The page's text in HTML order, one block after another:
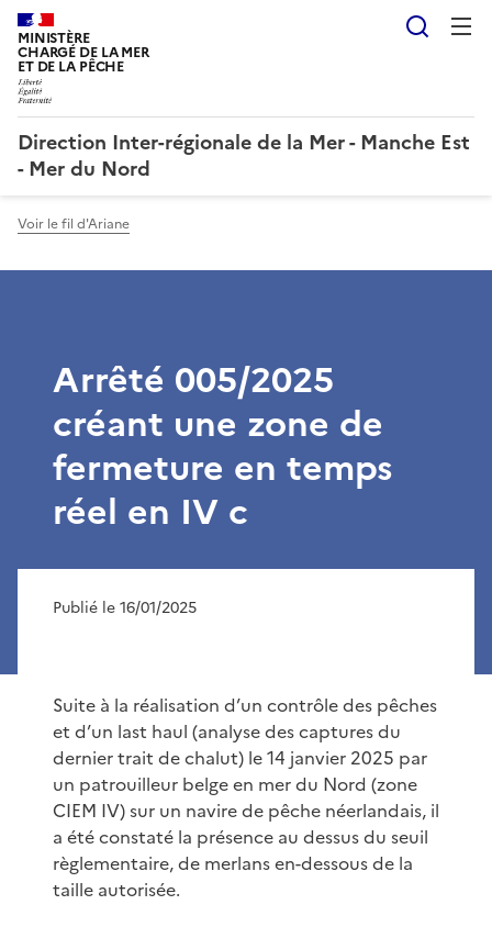
MINISTÈRE
CHARGÉ DE LA MER
ET DE LA PÊCHE
Direction Inter-régionale de la Mer - Manche Est
- Mer du Nord
Voir le fil d'Ariane
Arrêté 005/2025
créant une zone de
fermeture en temps
réel en IV c
Publié le 16/01/2025
Suite à la réalisation d’un contrôle des pêches
et d’un last haul (analyse des captures du
dernier trait de chalut) le 14 janvier 2025 par
un patrouilleur belge en mer du Nord (zone
CIEM IV) sur un navire de pêche néerlandais, il
a été constaté la présence au dessus du seuil
règlementaire, de merlans en-dessous de la
taille autorisée.